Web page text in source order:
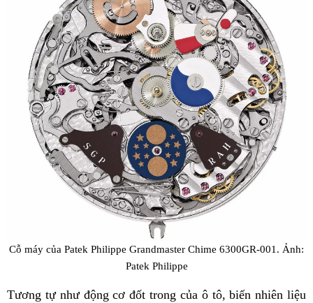
Cỗ máy của Patek Philippe Grandmaster Chime 6300GR-001. Ảnh:
Patek Philippe
Tương tự như động cơ đốt trong của ô tô, biến nhiên liệu